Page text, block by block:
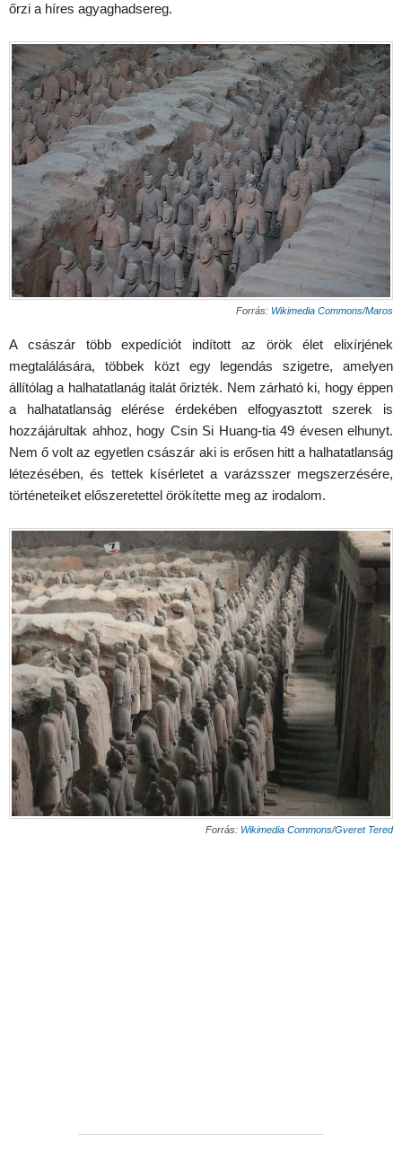
őrzi a híres agyaghadsereg.
Forrás: Wikimedia Commons/Maros
A császár több expedíciót indított az örök élet elixírjének
megtalálására, többek közt egy legendás szigetre, amelyen
állítólag a halhatatlanág italát őrizték. Nem zárható ki, hogy éppen
a halhatatlanság elérése érdekében elfogyasztott szerek is
hozzájárultak ahhoz, hogy Csin Si Huang-tia 49 évesen elhunyt.
Nem ő volt az egyetlen császár aki is erősen hitt a halhatatlanság
létezésében, és tettek kísérletet a varázsszer megszerzésére,
történeteiket előszeretettel örökítette meg az irodalom.
Forrás: Wikimedia Commons/Gveret Tered